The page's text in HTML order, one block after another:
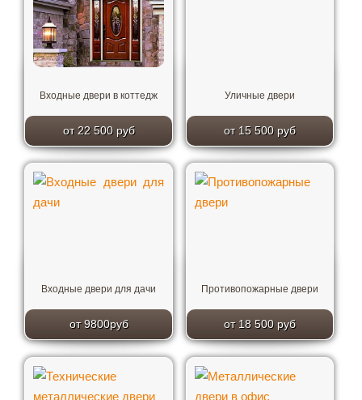
Входные двери в коттедж
от 22 500 руб
Уличные двери
от 15 500 руб
Входные двери для дачи
от 9800руб
Противопожарные двери
от 18 500 руб